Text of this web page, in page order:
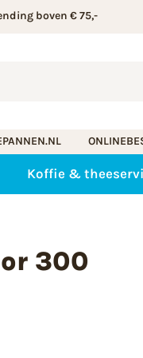
boven € 75,-
Koffie &
300